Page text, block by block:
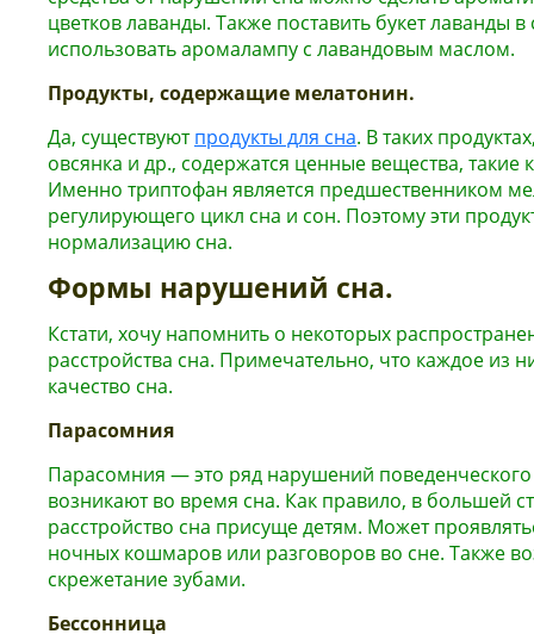
цветков лаванды. Также поставить букет лаванды
использовать аромалампу с лавандовым маслом.
Продукты, содержащие мелатонин.
Да, существуютпродукты для сна. В таких
овсянка и др., содержатся ценные вещества, такие
Именно триптофан является предшественником
регулирующего цикл сна и сон. Поэтому эти
нормализацию сна.
Формы нарушений сна.
Кстати, хочу напомнить о некоторых
расстройства сна. Примечательно, что каждое из
качество сна.
Парасомния
Парасомния — это ряд нарушений поведенческого
возникают во время сна. Как правило, в большей
расстройство сна присуще детям. Может
ночных кошмаров или разговоров во сне. Также
скрежетание зубами.
Бессонница